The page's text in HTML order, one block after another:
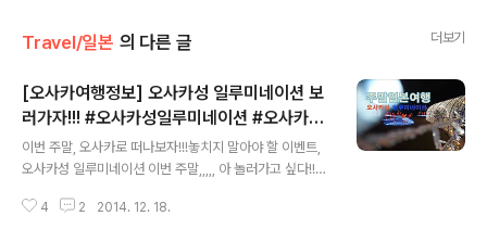
Travel/일본 의 다른 글 더보기
[오사카여행정보] 오사카성 일루미네이션 보
러가자!!! #오사카성일루미네이션 #오사카일
루미네이션 #오사카여행준비
이번 주말, 오사카로 떠나보자!!!놓치지 말아야 할 이벤트,
오사카성 일루미네이션 이번 주말,,,,, 아 놀러가고 싶다!!하
꿈꾸신다면?? 놓치지 말아야 할 이벤트가 있습니다!오.사.
4 2 2014. 12. 18.